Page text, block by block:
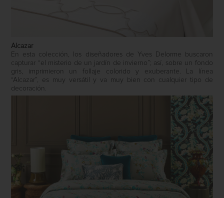
Alcazar
En esta colección, los diseñadores de Yves Delorme buscaron
capturar “el misterio de un jardín de invierno”; así, sobre un fondo
gris, imprimieron un follaje colorido y exuberante. La línea
“Alcazar”, es muy versátil y va muy bien con cualquier tipo de
decoración.